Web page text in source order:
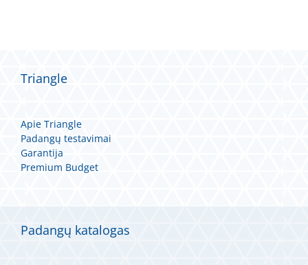
Triangle
Apie Triangle
Padangų testavimai
Garantija
Premium Budget
Padangų katalogas